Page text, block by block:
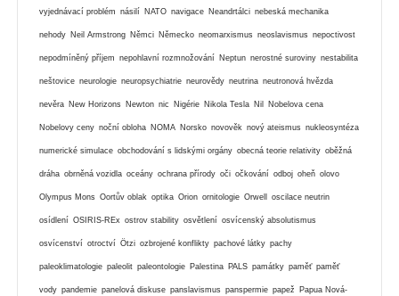
vyjednávací problém násilí NATO navigace Neandrtálci nebeská mechanika
nehody Neil Armstrong Němci Německo neomarxismus neoslavismus nepoctivost
nepodmíněný příjem nepohlavní rozmnožování Neptun nerostné suroviny nestabilita
neštovice neurologie neuropsychiatrie neurovědy neutrina neutronová hvězda
nevěra New Horizons Newton nic Nigérie Nikola Tesla Nil Nobelova cena
Nobelovy ceny noční obloha NOMA Norsko novověk nový ateismus nukleosyntéza
numerické simulace obchodování s lidskými orgány obecná teorie relativity oběžná
dráha obrněná vozidla oceány ochrana přírody oči očkování odboj oheň olovo
Olympus Mons Oortův oblak optika Orion ornitologie Orwell oscilace neutrin
osídlení OSIRIS-REx ostrov stability osvětlení osvícenský absolutismus
osvícenství otroctví Ötzi ozbrojené konflikty pachové látky pachy
paleoklimatologie paleolit paleontologie Palestina PALS památky paměť paměť
vody pandemie panelová diskuse panslavismus panspermie papež Papua Nová-